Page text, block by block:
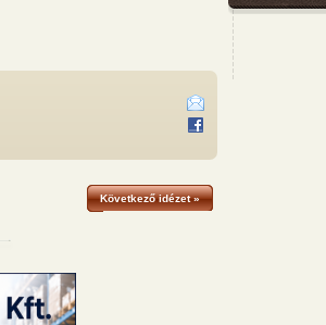
Következő idézet »